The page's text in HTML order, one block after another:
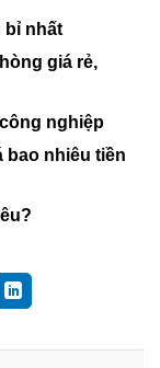
bỉ nhất
giá rẻ,
nghiệp
bao nhiêu tiền